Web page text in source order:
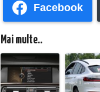
Facebook
Mai multe..